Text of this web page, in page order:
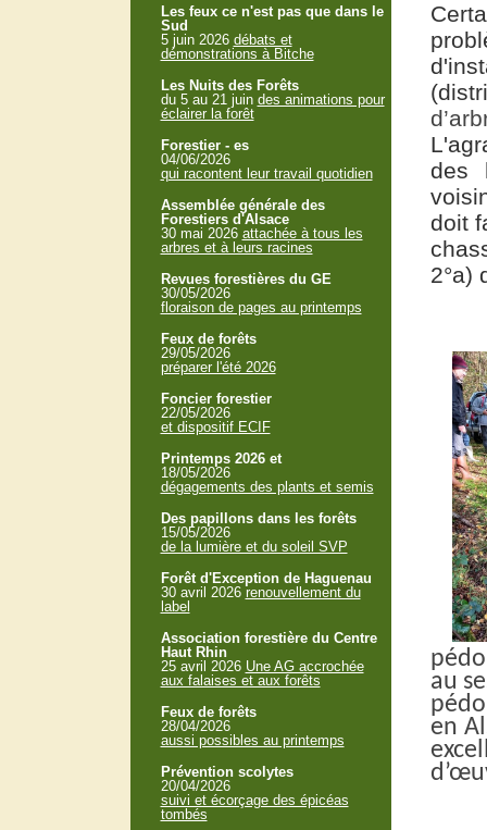
des
doit
2°a)
au
en
Les feux ce n'est pas que dans le
Sud
5 juin 2026 débats et
démonstrations à Bitche
Les Nuits des Forêts
du 5 au 21 juin des animations pour
éclairer la forêt
Forestier - es
04/06/2026
qui racontent leur travail quotidien
Assemblée générale des
Forestiers d'Alsace
30 mai 2026 attachée à tous les
arbres et à leurs racines
Revues forestières du GE
30/05/2026
floraison de pages au printemps
Feux de forêts
29/05/2026
préparer l'été 2026
Foncier forestier
22/05/2026
et dispositif ECIF
Printemps 2026 et
18/05/2026
dégagements des plants et semis
Des papillons dans les forêts
15/05/2026
de la lumière et du soleil SVP
Forêt d'Exception de Haguenau
30 avril 2026 renouvellement du
label
Association forestière du Centre
Haut Rhin
25 avril 2026 Une AG accrochée
aux falaises et aux forêts
Feux de forêts
28/04/2026
aussi possibles au printemps
Prévention scolytes
20/04/2026
suivi et écorçage des épicéas
tombés